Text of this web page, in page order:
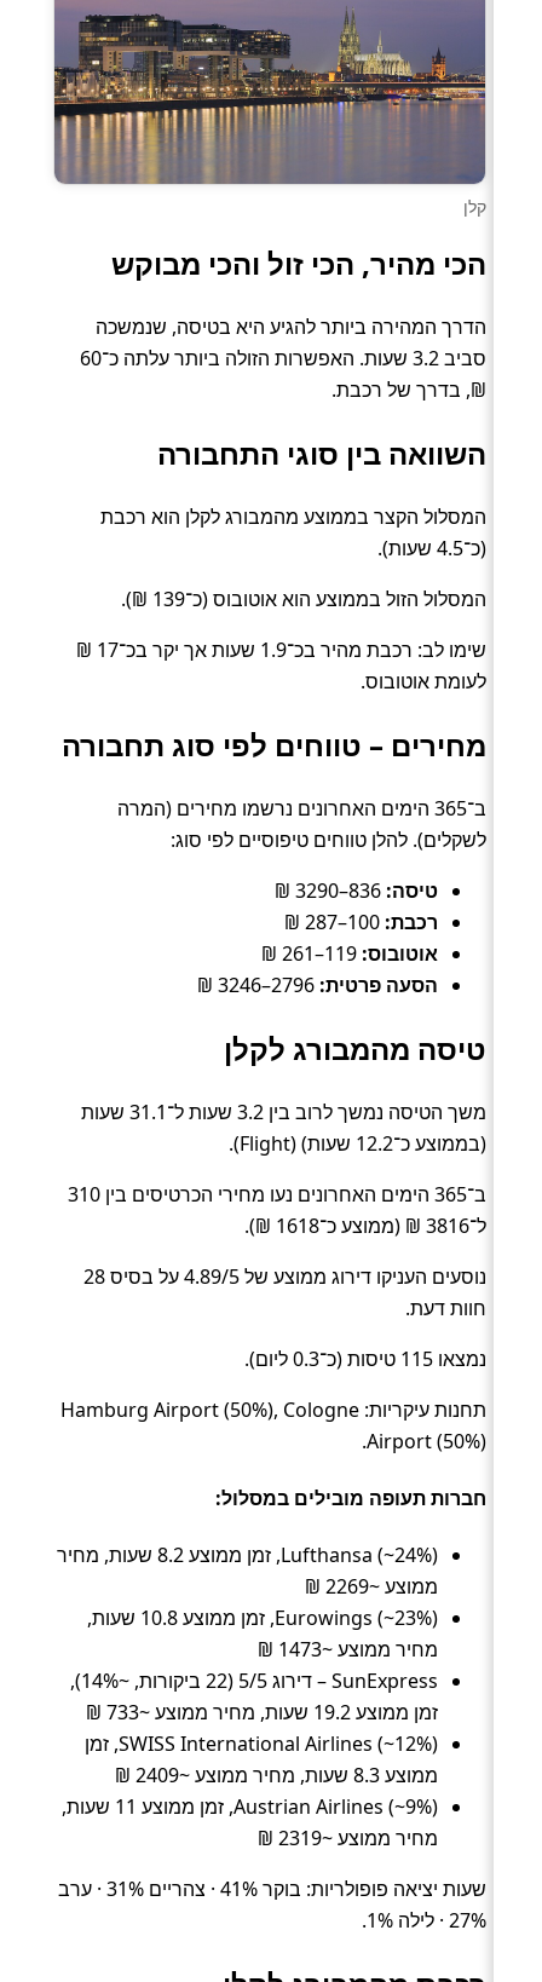
קלן
הכי מהיר, הכי זול והכי מבוקש
הדרך המהירה ביותר להגיע היא בטיסה, שנמשכה
סביב 3.2 שעות. האפשרות הזולה ביותר עלתה כ־60
₪, בדרך של רכבת.
השוואה בין סוגי התחבורה
המסלול הקצר בממוצע מהמבורג לקלן הוא רכבת
(כ־4.5 שעות).
המסלול הזול בממוצע הוא אוטובוס (כ־139 ₪).
שימו לב: רכבת מהיר בכ־1.9 שעות אך יקר בכ־17 ₪
לעומת אוטובוס.
מחירים – טווחים לפי סוג תחבורה
ב־365 הימים האחרונים נרשמו מחירים (המרה
לשקלים). להלן טווחים טיפוסיים לפי סוג:
טיסה:
רכבת:
אוטובוס:
הסעה פרטית:
טיסה מהמבורג לקלן
משך הטיסה נמשך לרוב בין 3.2 שעות ל־31.1 שעות
(בממוצע כ־12.2 שעות) (Flight).
ב־365 הימים האחרונים נעו מחירי הכרטיסים בין 310
ל־3816 ₪ (ממוצע כ־1618 ₪).
נוסעים העניקו דירוג ממוצע של 4.89/5 על בסיס 28
חוות דעת.
נמצאו 115 טיסות (כ־0.3 ליום).
תחנות עיקריות: Hamburg Airport (50%), Cologne
Airport (50%).
חברות תעופה מובילים במסלול:
Lufthansa (~24%), זמן ממוצע 8.2 שעות, מחיר
ממוצע ~2269 ₪
Eurowings (~23%), זמן ממוצע 10.8 שעות,
מחיר ממוצע ~1473 ₪
SunExpress – דירוג 5/5 (22 ביקורות, ~14%),
זמן ממוצע 19.2 שעות, מחיר ממוצע ~733 ₪
SWISS International Airlines (~12%), זמן
ממוצע 8.3 שעות, מחיר ממוצע ~2409 ₪
Austrian Airlines (~9%), זמן ממוצע 11 שעות,
מחיר ממוצע ~2319 ₪
שעות יציאה פופולריות: בוקר 41% · צהריים 31% · ערב
27% · לילה 1%.